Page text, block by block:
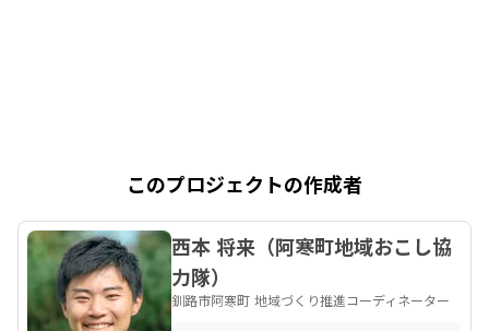
このプロジェクトの作成者
西本 将来（阿寒町地域おこし協
力隊）
釧路市阿寒町 地域づくり推進コーディネーター